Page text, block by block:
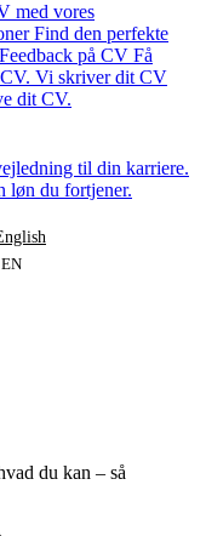
med vores
Find den perfekte
Feedback på CV Få
Vi skriver dit CV
dit CV.
til din karriere.
løn du fortjener.
EN
du kan – så